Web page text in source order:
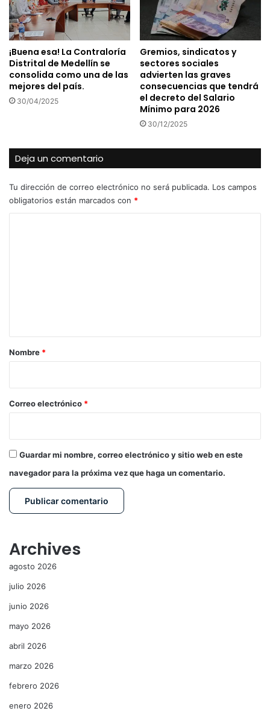
¡Buena esa! La Contraloría
Distrital de Medellín se
consolida como una de las
mejores del país.
30/04/2025
Gremios, sindicatos y
sectores sociales
advierten las graves
consecuencias que tendrá
el decreto del Salario
Mínimo para 2026
30/12/2025
Deja un comentario
Tu dirección de correo electrónico no será publicada. Los campos
obligatorios están marcados con *
r
*
Nombre *
Correo electrónico *
Guardar mi nombre, correo electrónico y sitio web en este
navegador para la próxima vez que haga un comentario.
Archives
agosto 2026
julio 2026
junio 2026
mayo 2026
abril 2026
marzo 2026
febrero 2026
enero 2026